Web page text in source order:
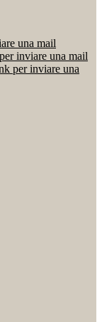
una mail
inviare una mail
per inviare una